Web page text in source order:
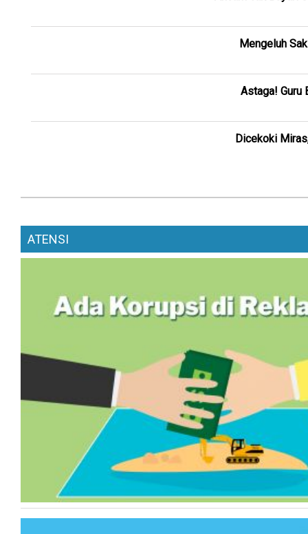
Mengeluh
Astaga! Guru
Dicekoki
ATENSI